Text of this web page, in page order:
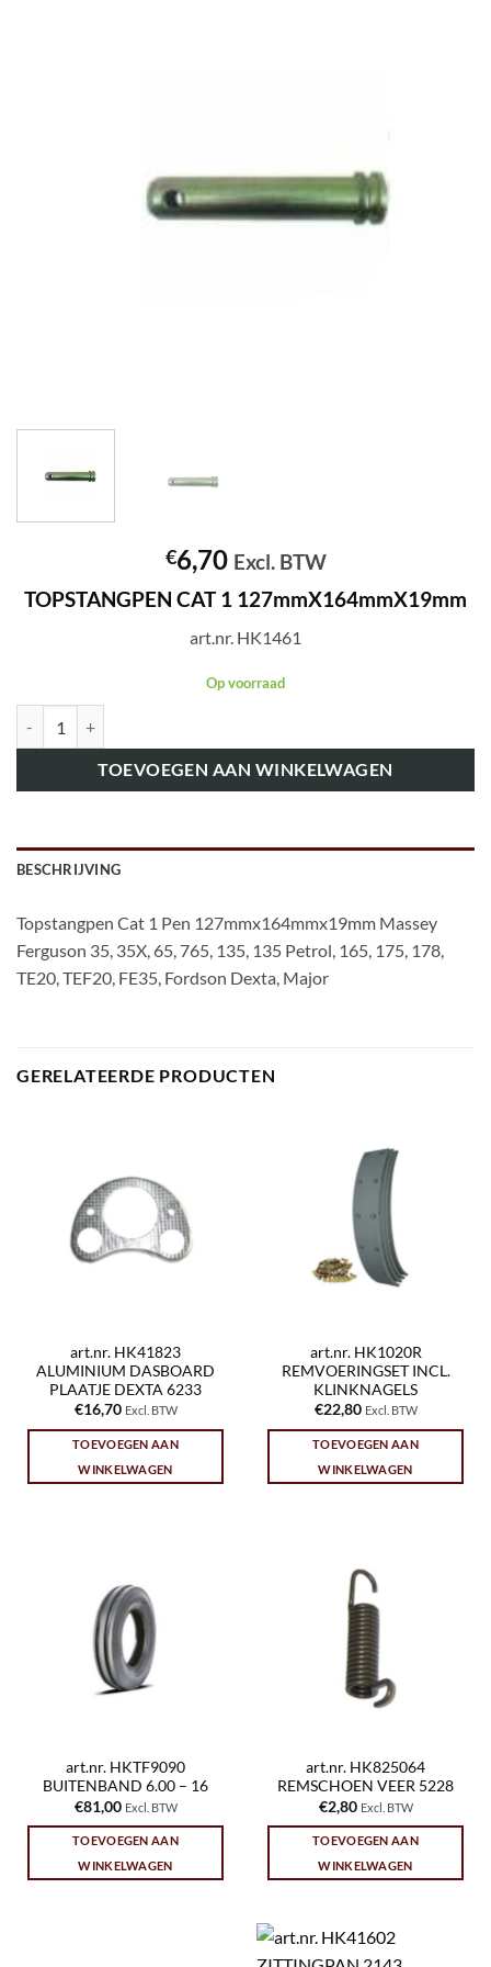
€6,70 Excl. BTW
TOPSTANGPEN CAT 1 127mmX164mmX19mm
art.nr. HK1461
Op voorraad
TOEVOEGEN AAN WINKELWAGEN
BESCHRIJVING
Topstangpen Cat 1 Pen 127mmx164mmx19mm Massey
Ferguson 35, 35X, 65, 765, 135, 135 Petrol, 165, 175, 178,
TE20, TEF20, FE35, Fordson Dexta, Major
GERELATEERDE PRODUCTEN
art.nr. HK41823
ALUMINIUM DASBOARD
PLAATJE DEXTA 6233
€16,70 Excl. BTW
TOEVOEGEN AAN
WINKELWAGEN
art.nr. HK1020R
REMVOERINGSET INCL.
KLINKNAGELS
€22,80 Excl. BTW
TOEVOEGEN AAN
WINKELWAGEN
art.nr. HKTF9090
BUITENBAND 6.00 – 16
€81,00 Excl. BTW
TOEVOEGEN AAN
WINKELWAGEN
art.nr. HK825064
REMSCHOEN VEER 5228
€2,80 Excl. BTW
TOEVOEGEN AAN
WINKELWAGEN